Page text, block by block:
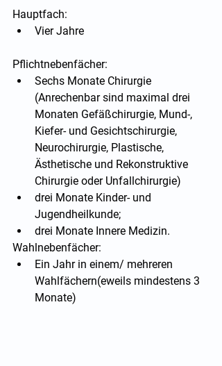
Hauptfach:
Vier Jahre
Pflichtnebenfächer:
Sechs Monate Chirurgie
(Anrechenbar sind maximal drei
Monaten Gefäßchirurgie, Mund-,
Kiefer- und Gesichtschirurgie,
Neurochirurgie, Plastische,
Ästhetische und Rekonstruktive
Chirurgie oder Unfallchirurgie)
drei Monate Kinder- und
Jugendheilkunde;
drei Monate Innere Medizin.
Wahlnebenfächer:
Ein Jahr in einem/ mehreren
Wahlfächern(eweils mindestens 3
Monate)